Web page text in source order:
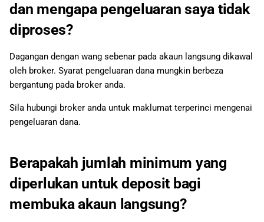
dan mengapa pengeluaran saya tidak
diproses?
Dagangan dengan wang sebenar pada akaun langsung dikawal
oleh broker. Syarat pengeluaran dana mungkin berbeza
bergantung pada broker anda.
Sila hubungi broker anda untuk maklumat terperinci mengenai
pengeluaran dana.
Berapakah jumlah minimum yang
diperlukan untuk deposit bagi
membuka akaun langsung?